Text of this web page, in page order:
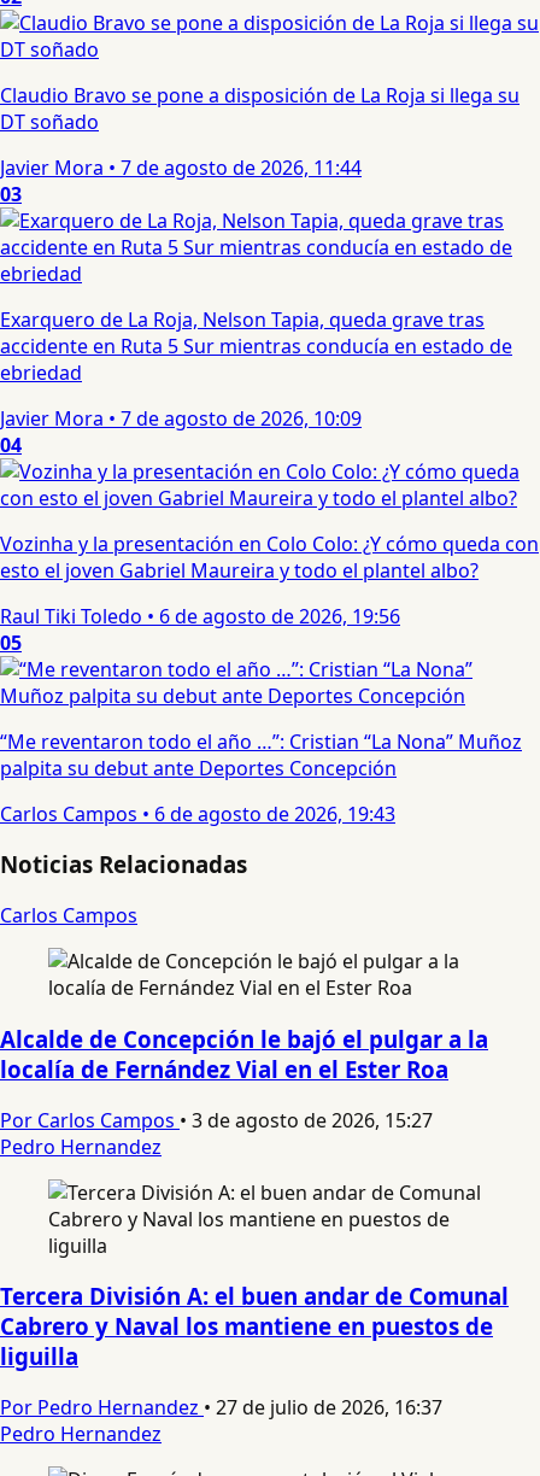
Claudio Bravo se pone a disposición de La Roja si llega su
DT soñado
Javier Mora • 7 de agosto de 2026, 11:44
03
Exarquero de La Roja, Nelson Tapia, queda grave tras
accidente en Ruta 5 Sur mientras conducía en estado de
ebriedad
Javier Mora • 7 de agosto de 2026, 10:09
04
Vozinha y la presentación en Colo Colo: ¿Y cómo queda con
esto el joven Gabriel Maureira y todo el plantel albo?
Raul Tiki Toledo • 6 de agosto de 2026, 19:56
05
“Me reventaron todo el año …”: Cristian “La Nona” Muñoz
palpita su debut ante Deportes Concepción
Carlos Campos • 6 de agosto de 2026, 19:43
Noticias Relacionadas
Carlos Campos
Alcalde de Concepción le bajó el pulgar a la
localía de Fernández Vial en el Ester Roa
Por Carlos Campos • 3 de agosto de 2026, 15:27
Pedro Hernandez
Tercera División A: el buen andar de Comunal
Cabrero y Naval los mantiene en puestos de
liguilla
Por Pedro Hernandez • 27 de julio de 2026, 16:37
Pedro Hernandez